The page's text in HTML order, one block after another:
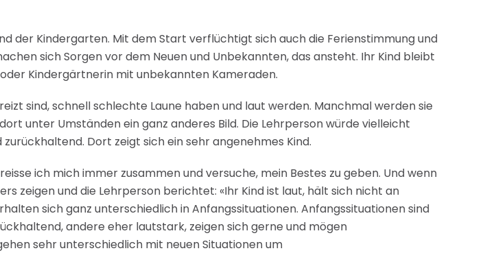
der Kindergarten. Mit dem Start verflüchtigt sich auch die Ferienstimmung und
sich Sorgen vor dem Neuen und Unbekannten, das ansteht. Ihr Kind bleibt
Kindergärtnerin mit unbekannten Kameraden.
sind, schnell schlechte Laune haben und laut werden. Manchmal werden sie
unter Umständen ein ganz anderes Bild. Die Lehrperson würde vielleicht
Dort zeigt sich ein sehr angenehmes Kind.
ich mich immer zusammen und versuche, mein Bestes zu geben. Und wenn
zeigen und die Lehrperson berichtet: «Ihr Kind ist laut, hält sich nicht an
sich ganz unterschiedlich in Anfangssituationen. Anfangssituationen sind
andere eher lautstark, zeigen sich gerne und mögen
sehr unterschiedlich mit neuen Situationen um